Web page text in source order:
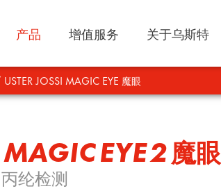
产品 增值服务 关于乌斯特
USTER JOSSI MAGIC EYE 魔眼
EYE 2魔眼
纶检测